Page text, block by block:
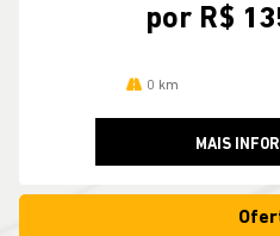
por R$
0 km
MAIS